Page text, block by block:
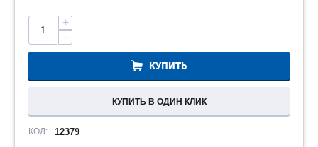
+
−
КУПИТЬ
КУПИТЬ В ОДИН КЛИК
КОД: 12379